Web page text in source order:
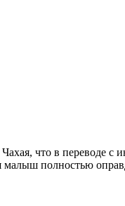
что в переводе с
полностью